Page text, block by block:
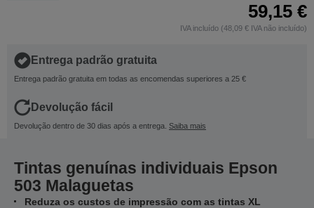
59,15 €
IVA incluído (48,09 € IVA não incluído)
Entrega padrão gratuita
Entrega padrão gratuita em todas as encomendas superiores a 25 €
Devolução fácil
Devolução dentro de 30 dias após a entrega. Saiba mais
Tintas genuínas individuais Epson
503 Malaguetas
Reduza os custos de impressão com as tintas XL